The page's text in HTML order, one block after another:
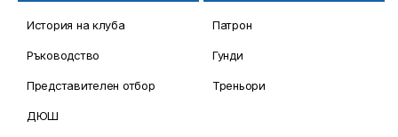
История на клуба
Ръководство
Представителен отбор
ДЮШ
Патрон
Гунди
Треньори